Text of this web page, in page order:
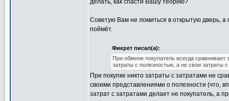
делать, как спасти Вашу теорию?
Советую Вам не ломиться в открытую дверь, а
поймёт.
Фикрет писал(а):
При обмене покупатель всегда сравнивает
затраты с полезностью, а не свои затраты
При покупке никто затраты с затратами не
своими представлениями о полезности (что,
затрат с затратами делает не покупатель, а